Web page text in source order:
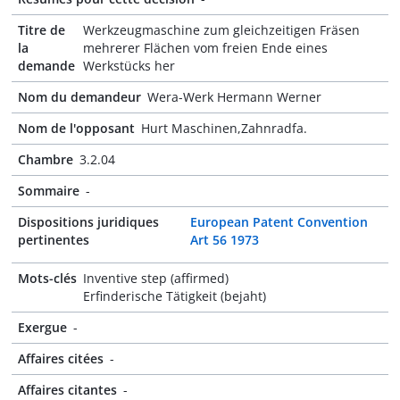
Titre de
la
demande
Werkzeugmaschine zum gleichzeitigen Fräsen
mehrerer Flächen vom freien Ende eines
Werkstücks her
Nom du demandeur Wera-Werk Hermann Werner
Nom de l'opposant Hurt Maschinen,Zahnradfa.
Chambre 3.2.04
Sommaire -
Dispositions juridiques
pertinentes
European Patent Convention
Art 56 1973
Mots-clés Inventive step (affirmed)
Erfinderische Tätigkeit (bejaht)
Exergue -
Affaires citées -
Affaires citantes -